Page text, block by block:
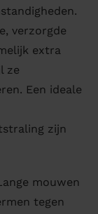
verzorgde
extra
ze
Een ideale
zijn
mouwen
tegen